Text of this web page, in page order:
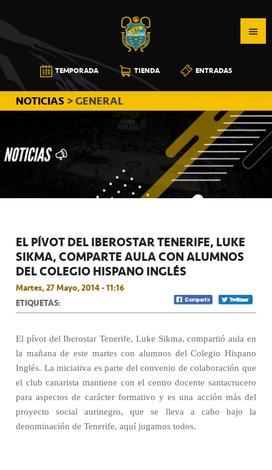
a
la
navegación
principal
al
contenido
principal
a
la
barra
lateral
principal
CB
CANARIAS
TEMPORADA TIENDA ENTRADAS
NOTICIAS > GENERAL
EL PÍVOT DEL IBEROSTAR TENERIFE, LUKE
SIKMA, COMPARTE AULA CON ALUMNOS
DEL COLEGIO HISPANO INGLÉS
Martes, 27 Mayo, 2014 - 11:16
ETIQUETAS:
El pívot del Iberostar Tenerife, Luke Sikma, compartió aula en
la mañana de este martes con alumnos del Colegio Hispano
Inglés. La iniciativa es parte del convenio de colaboración que
el club canarista mantiene con el centro docente santacrucero
para aspectos de carácter formativo y es una acción más del
proyecto social aurinegro, que se lleva a cabo bajo la
denominación de Tenerife, aquí jugamos todos.